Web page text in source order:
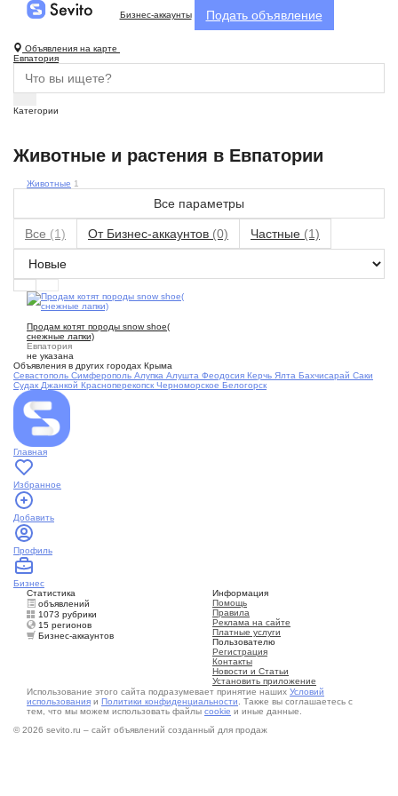
Бизнес-аккаунты Подать объявление
Объявления на карте
Евпатория
Категории
Животные и растения в Евпатории
Животные 1
Все параметры
Все (1) От Бизнес-аккаунтов (0) Частные (1)
Продам котят породы snow shoe(
снежные лапки)
Евпатория
не указана
Объявления в других городах Крыма
Севастополь Симферополь Алупка Алушта Феодосия Керчь Ялта Бахчисарай Саки
Судак Джанкой Красноперекопск Черноморское Белогорск
Главная
Избранное
Добавить
Профиль
Бизнес
Статистика
объявлений
1073 рубрики
15 регионов
Бизнес-аккаунтов
Информация
Помощь
Правила
Реклама на сайте
Платные услуги
Пользователю
Регистрация
Контакты
Новости и Статьи
Установить приложение
Использование этого сайта подразумевает принятие наших Условий
использования и Политики конфиденциальности . Также вы соглашаетесь с
тем, что мы можем использовать файлы cookie и иные данные.
© 2026 sevito.ru – сайт объявлений созданный для продаж